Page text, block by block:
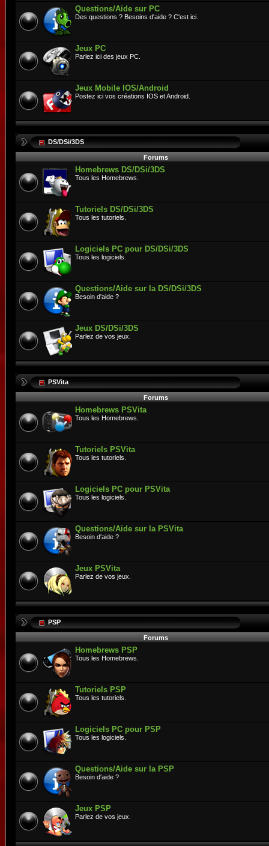
Questions/Aide sur PC
Des questions ? Besoins d'aide ? C'est ici.
Jeux PC
Parlez ici des jeux PC.
Jeux Mobile IOS/Android
Postez ici vos créations IOS et Android.
DS/DSi/3DS
Forums
Homebrews DS/DSi/3DS
Tous les Homebrews.
Tutoriels DS/DSi/3DS
Tous les tutoriels.
Logiciels PC pour DS/DSi/3DS
Tous les logiciels.
Questions/Aide sur la DS/DSi/3DS
Besoin d'aide ?
Jeux DS/DSi/3DS
Parlez de vos jeux.
PSVita
Forums
Homebrews PSVita
Tous les Homebrews.
Tutoriels PSVita
Tous les tutoriels.
Logiciels PC pour PSVita
Tous les logiciels.
Questions/Aide sur la PSVita
Besoin d'aide ?
Jeux PSVita
Parlez de vos jeux.
PSP
Forums
Homebrews PSP
Tous les Homebrews.
Tutoriels PSP
Tous les tutoriels.
Logiciels PC pour PSP
Tous les logiciels.
Questions/Aide sur la PSP
Besoin d'aide ?
Jeux PSP
Parlez de vos jeux.